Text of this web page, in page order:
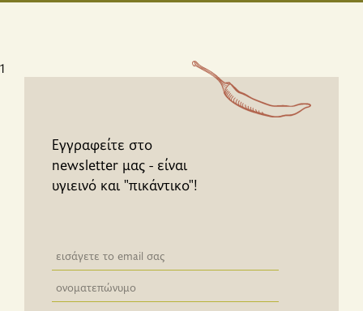
1
Εγγραφείτε στο
newsletter μας - είναι
υγιεινό και "πικάντικο"!
Newsletter email input field
Newsletter email input field